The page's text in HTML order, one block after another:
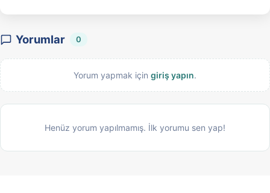
Yorumlar 0
Yorum yapmak için giriş yapın.
Henüz yorum yapılmamış. İlk yorumu sen yap!